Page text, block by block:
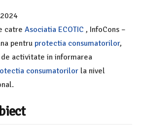
catre Asociatia ECOTIC , InfoCons –
pentru protectia consumatorilor,
activitate in informarea
consumatorilor la nivel